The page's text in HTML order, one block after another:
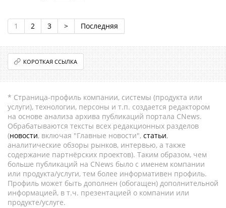
1 2 3 > Последняя
КОРОТКАЯ ССЫЛКА
* Страница-профиль компании, системы (продукта или
услуги), технологии, персоны и т.п. создается редактором
на основе анализа архива публикаций портала CNews.
Обрабатываются тексты всех редакционных разделов
(новости, включая "Главные новости", статьи,
аналитические обзоры рынков, интервью, а также
содержание партнёрских проектов). Таким образом, чем
больше публикаций на CNews было с именем компании
или продукта/услуги, тем более информативен профиль.
Профиль может быть дополнен (обогащен) дополнительной
информацией, в т.ч. презентацией о компании или
продукте/услуге.